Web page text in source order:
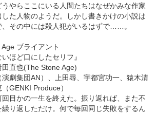
うやらここにいる人間たちはなぜかみな作家
た人物のようだ。しかし書きかけの小説は
、その中には殺人犯がいるはずで……。
ブライアント
いほど口にしたセリフ』
直也(The Stone Age)
演劇集団AN）、上田尋、宇都宮功一、猿木清
GENKI Produce）
回目かの一生を終えた。振り返れば、また不
り返しただけ。何で毎回同じ失敗をするん